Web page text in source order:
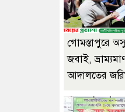
গোমস্তাপুরে
জবাই,
আদালতের